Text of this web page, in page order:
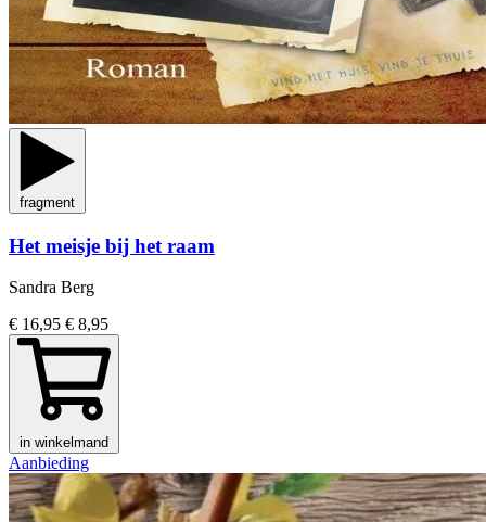
fragment
Het meisje bij het raam
Sandra Berg
€ 16,95 € 8,95
in winkelmand
Aanbieding